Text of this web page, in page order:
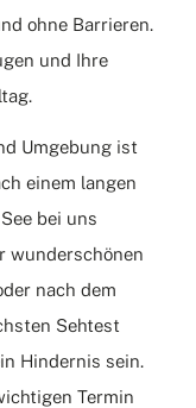
ohne Barrieren.
und Ihre
Umgebung ist
einem langen
bei uns
wunderschönen
nach dem
Sehtest
Hindernis sein.
Termin